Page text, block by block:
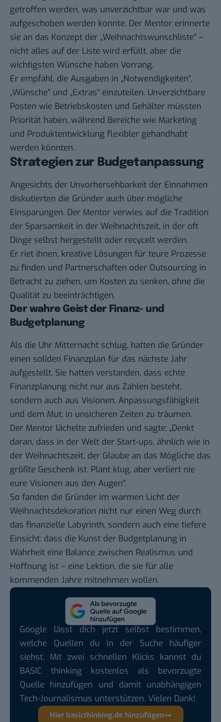
getroffen werden, was unverzichtbar war und was
aufgeschoben werden konnte. Der Mentor erinnerte
sie an das Konzept der „Weihnachtswunschliste“ –
nicht alles auf der Liste wird erfüllt, aber die
wichtigsten Wünsche haben Vorrang.
Er empfahl, die Ausgaben in „Notwendigkeiten“,
„Wünsche“ und „Extras“ einzuteilen. Unverzichtbare
Posten wie Betriebskosten und Gehälter müssten
Priorität haben, während Bereiche wie Marketing
und Produktentwicklung flexibler gehandhabt
werden könnten.
Strategien zur Budgetanpassung
Angesichts der Unvorhersehbarkeit der Einnahmen
diskutierten die Gründer auch über mögliche
Einsparungen. Der Mentor verwies auf die Tradition
der Sparsamkeit in der Weihnachtszeit, in der oft
Dinge selbst hergestellt oder recycelt werden.
Er riet ihnen, kreative Lösungen für teure Prozesse
zu finden und Partnerschaften oder Outsourcing in
Betracht zu ziehen, um Kosten zu senken, ohne die
Qualität zu beeinträchtigen.
Der wahre Geist der Finanz- und
Budgetplanung
Als die Uhr Mitternacht schlug, hatten die Gründer
einen soliden Finanzplan für das nächste Jahr
aufgestellt. Sie hatten verstanden, dass echte
Finanzplanung nicht nur aus Zahlen besteht,
sondern auch aus Visionen, Anpassungsfähigkeit
und dem Mut, in unsicheren Zeiten zu träumen.
Der Mentor lächelte zufrieden und sagte: „Denkt
daran, dass in der Welt der Start-ups, ähnlich wie in
der Weihnachtszeit, der Glaube an das Mögliche das
größte Geschenk ist. Plant klug, aber verliert nie
eure Visionen aus den Augen“.
So fanden die Gründer im warmen Licht der
Weihnachtsdekoration nicht nur einen Weg durch
das finanzielle Labyrinth, sondern auch eine tiefere
Einsicht: dass die Kunst der Budgetplanung in
Wahrheit eine Balance zwischen Realismus und
Hoffnung ist – eine Lektion, die sie für alle
kommenden Jahre mitnehmen wollen.
Google lässt dich jetzt selbst bestimmen,
welche Quellen du in der Suche häufiger
siehst. Mit zwei schnellen Klicks kannst du
BASIC thinking kostenlos als bevorzugte
Quelle hinzufügen und damit unabhängigen
Tech-Journalismus unterstützen. Vielen Dank!
Hier basicthinking.de hinzufügen